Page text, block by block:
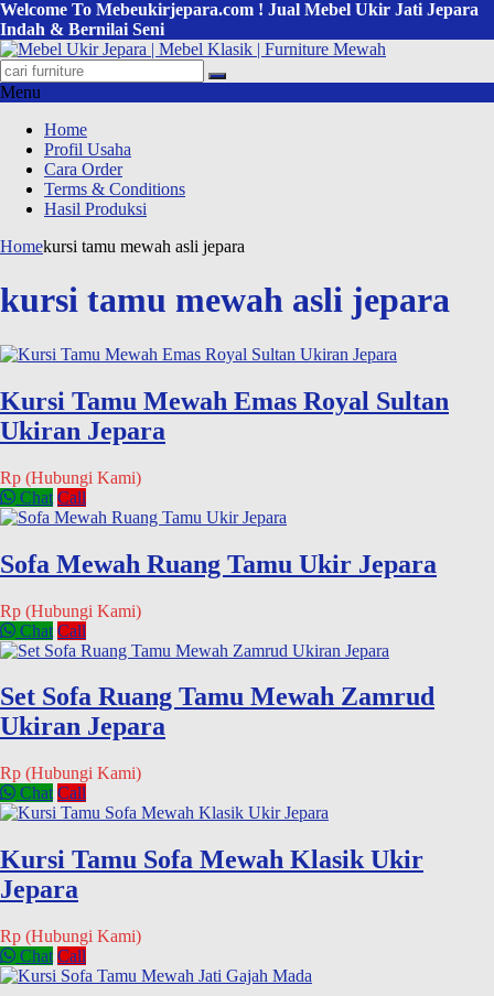
Welcome To Mebeukirjepara.com ! Jual Mebel Ukir Jati Jepara
Indah & Bernilai Seni
Menu
Home
Profil Usaha
Cara Order
Terms & Conditions
Hasil Produksi
Homekursi tamu mewah asli jepara
kursi tamu mewah asli jepara
Kursi Tamu Mewah Emas Royal Sultan
Ukiran Jepara
Rp (Hubungi Kami)
Chat Call
Sofa Mewah Ruang Tamu Ukir Jepara
Rp (Hubungi Kami)
Chat Call
Set Sofa Ruang Tamu Mewah Zamrud
Ukiran Jepara
Rp (Hubungi Kami)
Chat Call
Kursi Tamu Sofa Mewah Klasik Ukir
Jepara
Rp (Hubungi Kami)
Chat Call